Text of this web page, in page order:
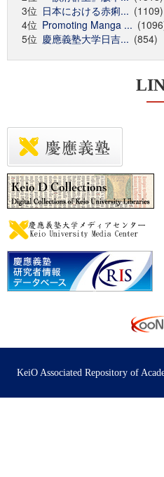
3位 日本における赤痢... (1109)
4位 Promoting Manga ...
5位 慶應義塾大学日吉... (854)
KeiO Associated Repository of